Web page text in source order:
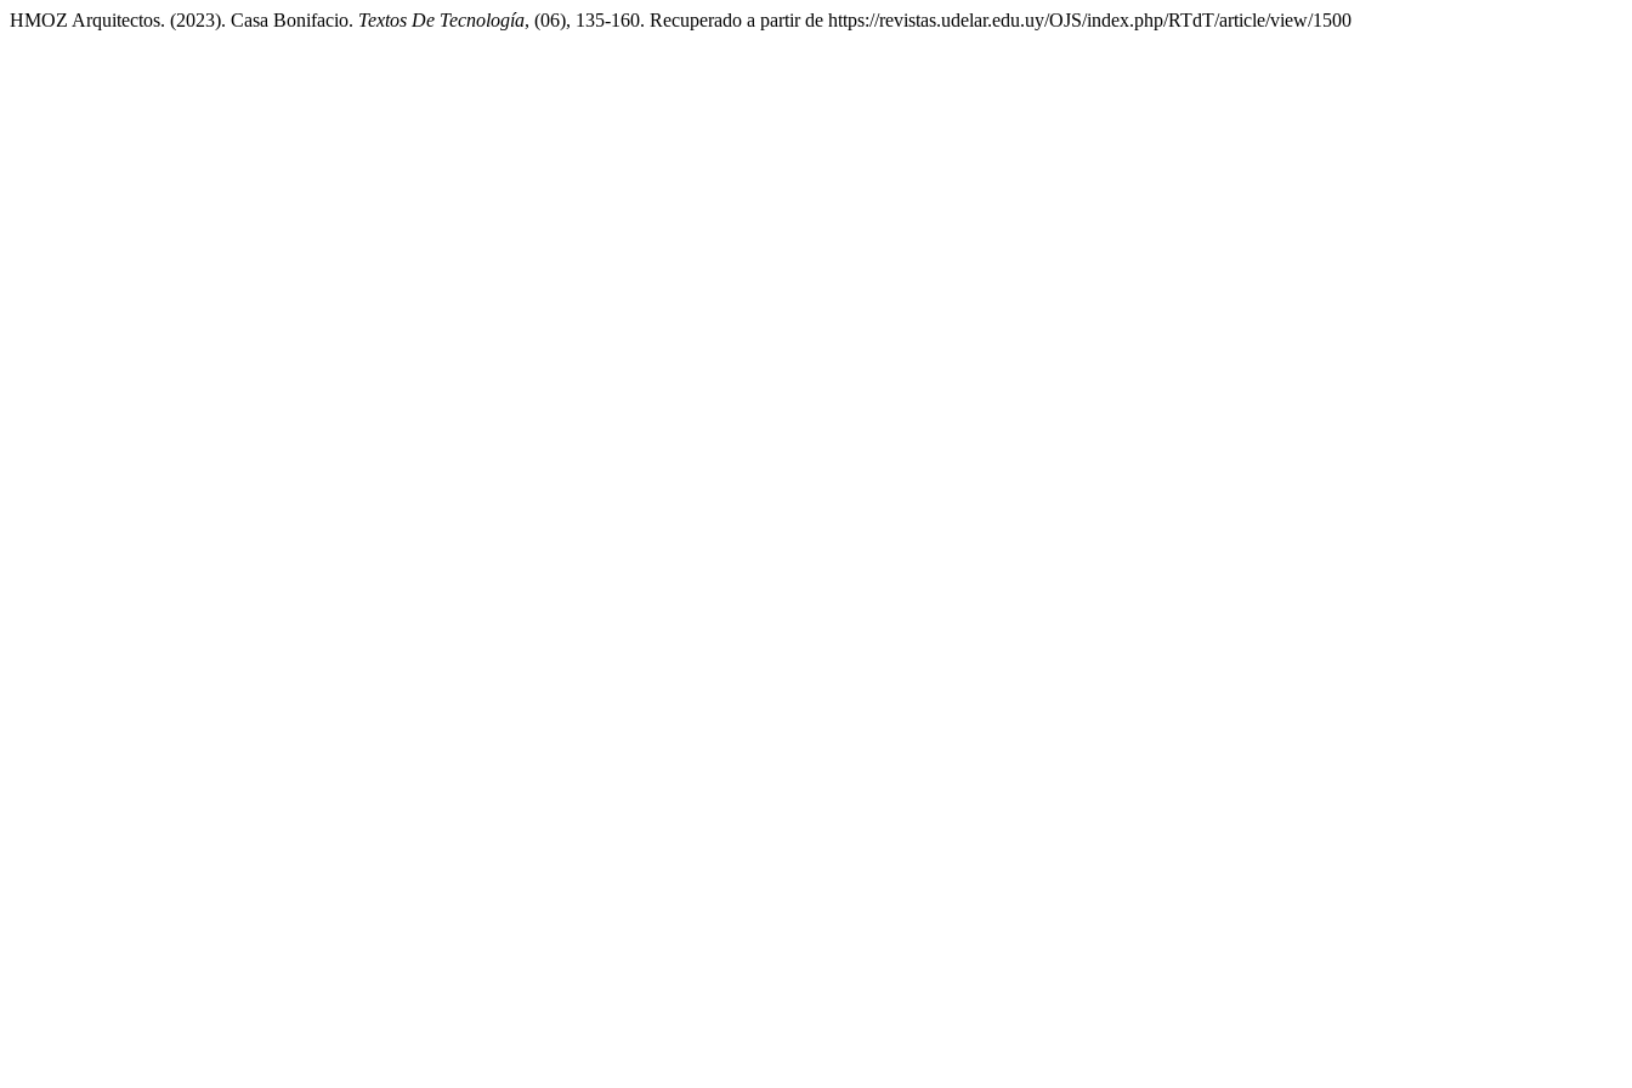
HMOZ Arquitectos. (2023). Casa Bonifacio. Textos De Tecnología, (06), 135-160. Recuperado a partir de https://revistas.udelar.edu.uy/OJS/index.php/RTdT/article/view/1500